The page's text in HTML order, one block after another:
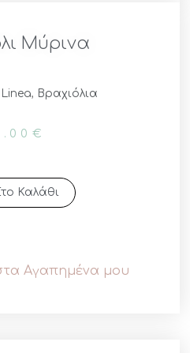
Μύρινα
Linea, Βραχιόλια
€
Καλάθι
Αγαπημένα μου